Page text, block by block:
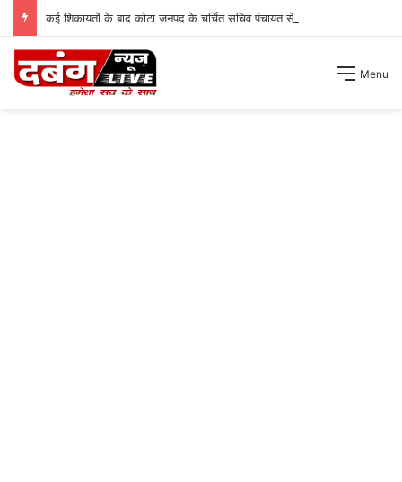
कई शिकायतों के बाद कोटा जनपद के चर्चित सचिव पंचायत से हटाए गए ।
Menu